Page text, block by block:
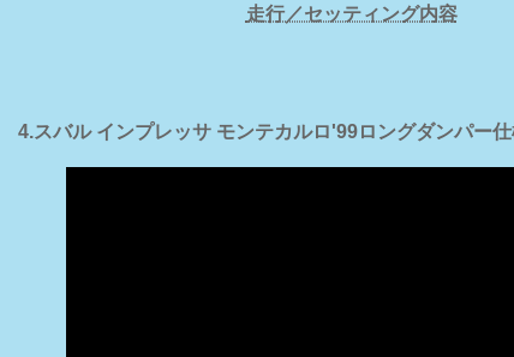
走行／セッティング内容
4.スバル インプレッサ モンテカルロ'99ロングダンパー